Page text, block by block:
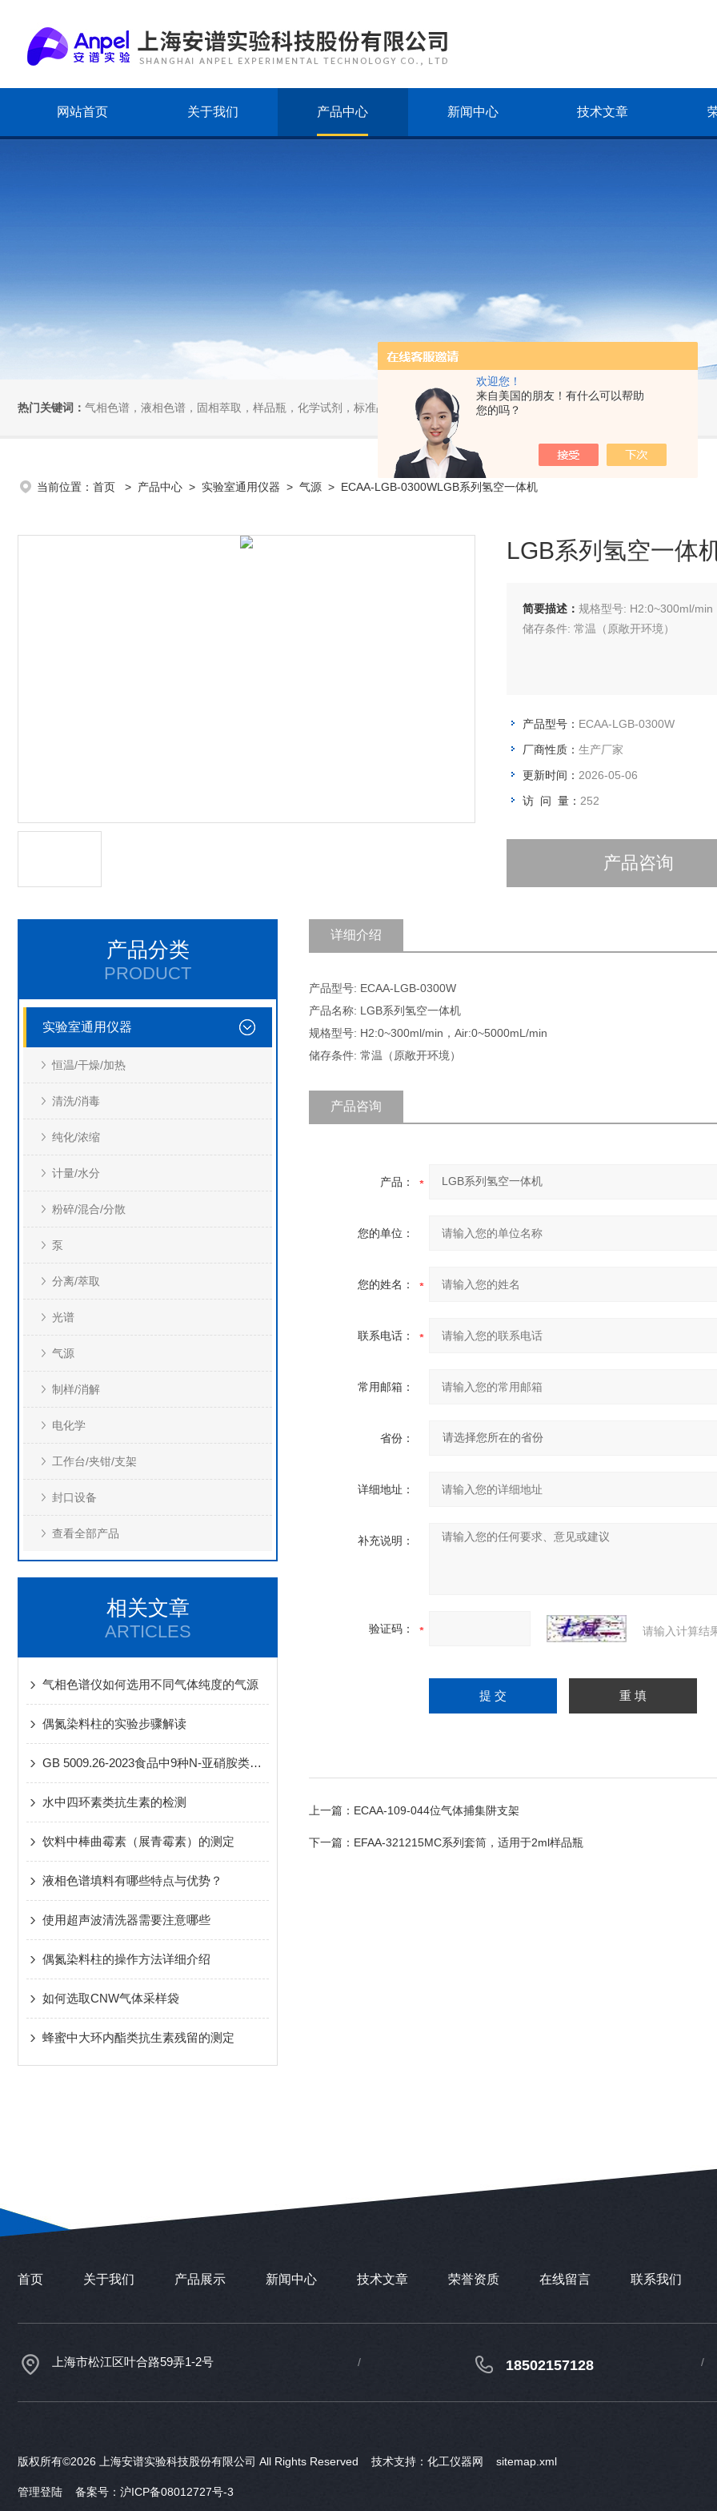
欢迎您！
来自美国的朋友！有什么可以帮助
您的吗？
网站首页 关于我们 产品中心 新闻中心 技术文章
热门关键词： 气相色谱，液相色谱，固相萃取，样品瓶，化学试剂，标准品，小型仪器
当前位置： 首页 > 产品中心 > 实验室通用仪器 > 气源 > ECAA-LGB-0300WLGB系列氢空一体机
LGB系列氢空一体
简要描述： 规格型号: H2:0~300ml/
储存条件: 常温（原敞开环境）
产品型号： ECAA-LGB-0300W
厂商性质： 生产厂家
更新时间： 2026-05-06
访 问 量： 252
产品咨询
产品分类
PRODUCT
实验室通用仪器
恒温/干燥/加热
清洗/消毒
纯化/浓缩
计量/水分
粉碎/混合/分散
泵
分离/萃取
光谱
气源
制样/消解
电化学
工作台/夹钳/支架
封口设备
查看全部产品
相关文章
ARTICLES
气相色谱仪如何选用不同气体纯度的气源
偶氮染料柱的实验步骤解读
GB 5009.26-2023食品中9种N-亚硝胺类化合物的测定
水中四环素类抗生素的检测
饮料中棒曲霉素（展青霉素）的测定
液相色谱填料有哪些特点与优势？
使用超声波清洗器需要注意哪些
偶氮染料柱的操作方法详细介绍
如何选取CNW气体采样袋
蜂蜜中大环内酯类抗生素残留的测定
详细介绍
产品型号: ECAA-LGB-0300W
产品名称: LGB系列氢空一体机
规格型号: H2:0~300ml/min，Air:0~5000mL/min
储存条件: 常温（原敞开环境）
产品咨询
产品：
您的单位：
您的姓名：
联系电话：
常用邮箱：
省份：
详细地址：
补充说明：
验证码： 请输入计算结
上一篇： ECAA-109-044位气体捕集阱支架
下一篇： EFAA-321215MC系列套筒，适用于2ml样品瓶
首页 关于我们 产品展示 新闻中心 技术文章 荣誉资质 在线留言 联系我们
上海市松江区叶合路59弄1-2号 18502157128
版权所有©2026 上海安谱实验科技股份有限公司 All Rights Reserved 技术支持： 化工仪器网 sitemap.xml
管理登陆 备案号：沪ICP备08012727号-3